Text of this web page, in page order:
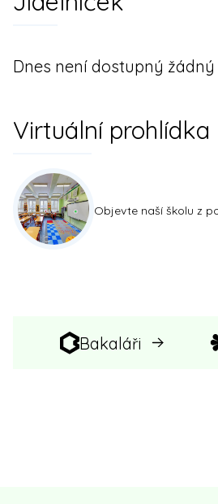
Dnes není dostupný žádný
Virtuální prohlídka
Objevte naší školu z
Bakaláři